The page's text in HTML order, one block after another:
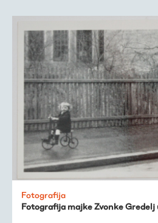
Fotografija
Fotografija majke Zvonke Gredelj